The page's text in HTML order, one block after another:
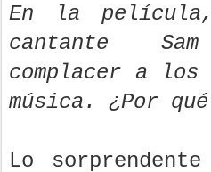
En la
cantante
complacer a los
música. ¿Por
Lo